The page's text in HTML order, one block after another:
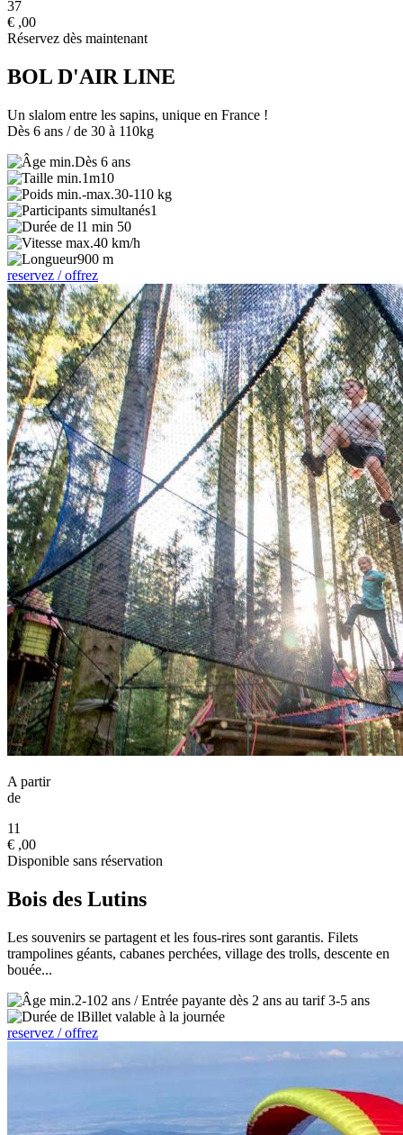
37
€ ,00
Réservez dès maintenant
BOL D'AIR LINE
Un slalom entre les sapins, unique en France !
Dès 6 ans / de 30 à 110kg
Dès 6 ans
1m10
30-110 kg
1
1 min 50
40 km/h
900 m
reservez / offrez
A partir
de
11
€ ,00
Disponible sans réservation
Bois des Lutins
Les souvenirs se partagent et les fous-rires sont garantis. Filets
trampolines géants, cabanes perchées, village des trolls, descente en
bouée...
2-102 ans / Entrée payante dès 2 ans au tarif 3-5 ans
Billet valable à la journée
reservez / offrez